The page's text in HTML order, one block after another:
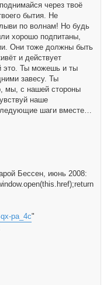
через твоё
бытия. Не
по волнам! Но будь
хорошо подпитаны,
Они тоже должны быть
и действует
это. Ты можешь и ты
завесу. Ты
мы, с нашей стороны
наше
шаги вместе…
Бессен, июнь 2008:
pa_4c"